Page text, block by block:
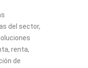
del sector,
renta,
de